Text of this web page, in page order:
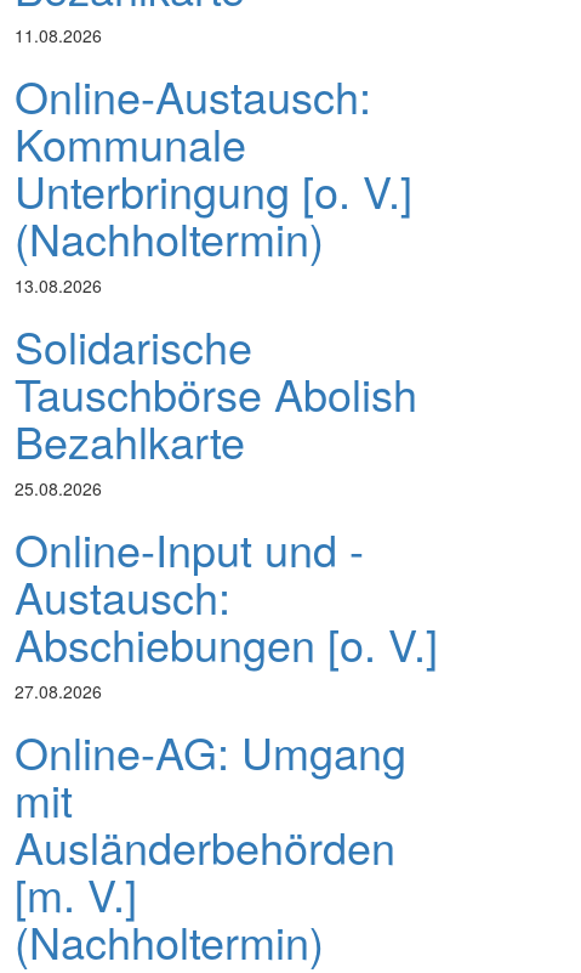
11.08.2026
Online-Austausch:
Kommunale
Unterbringung [o. V.]
(Nachholtermin)
13.08.2026
Solidarische
Tauschbörse Abolish
Bezahlkarte
25.08.2026
Online-Input und -
Austausch:
Abschiebungen [o. V.]
27.08.2026
Online-AG: Umgang
mit
Ausländerbehörden
[m. V.]
(Nachholtermin)